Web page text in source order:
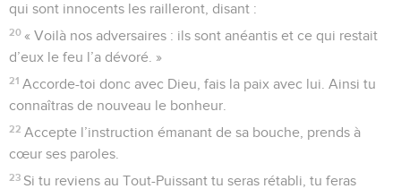
qui sont innocents les railleront, disant :
20 « Voilà nos adversaires : ils sont anéantis et ce qui restait
d’eux le feu l’a dévoré. »
21 Accorde-toi donc avec Dieu, fais la paix avec lui. Ainsi tu
connaîtras de nouveau le bonheur.
22 Accepte l’instruction émanant de sa bouche, prends à
cœur ses paroles.
23 Si tu reviens au Tout-Puissant tu seras rétabli, tu feras